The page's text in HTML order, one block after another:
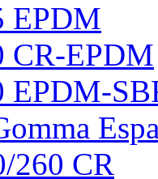
EPDM
CR-EPDM
EPDM-
260 CR